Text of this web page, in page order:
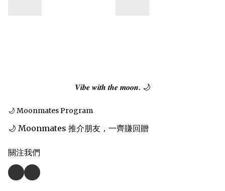
𝑽𝒊𝒃𝒆 𝒘𝒊𝒕𝒉 𝒕𝒉𝒆 𝒎𝒐𝒐𝒏. 🌙
🌙 Moonmates Program
🌙 Moonmates 推介朋友，一齊賺回贈
關注我們